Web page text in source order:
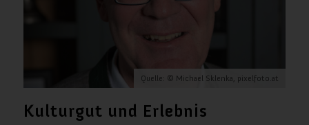
Quelle: © Michael Sklenka, pixelfoto.at
Kulturgut und Erlebnis